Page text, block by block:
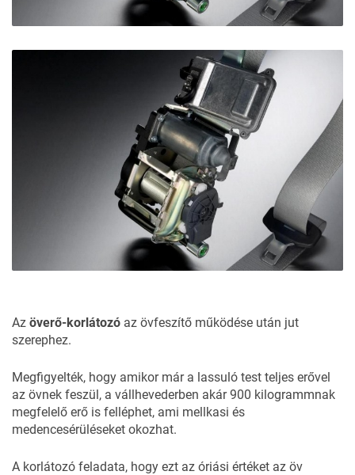
Az överő-korlátozó az övfeszítő működése után jut
szerephez.
Megfigyelték, hogy amikor már a lassuló test teljes erővel
az övnek feszül, a vállhevederben akár 900 kilogrammnak
megfelelő erő is felléphet, ami mellkasi és
medencesérüléseket okozhat.
A korlátozó feladata, hogy ezt az óriási értéket az öv